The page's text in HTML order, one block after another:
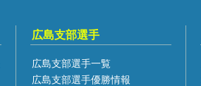
広島支部選手
広島支部選手一覧
広島支部選手優勝情報